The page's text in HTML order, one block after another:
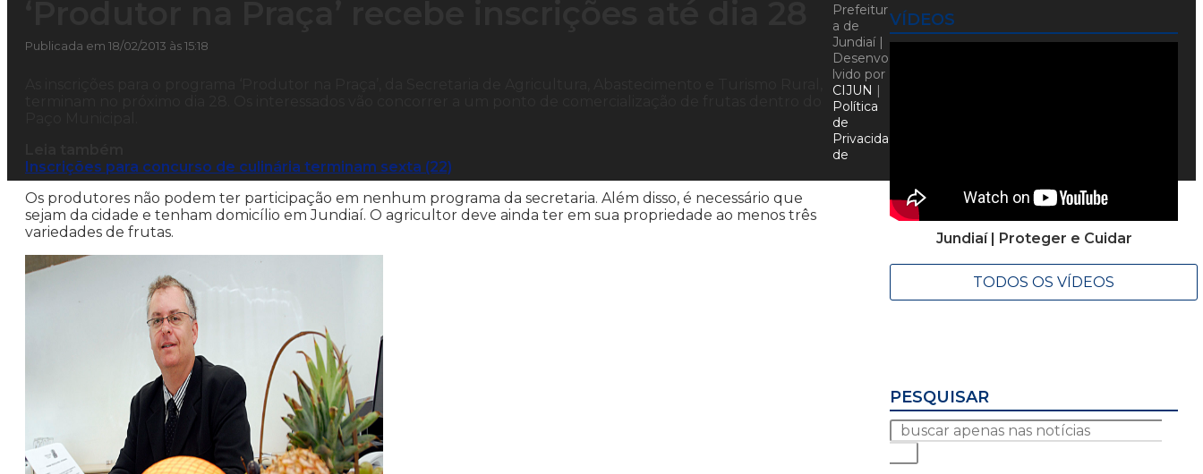
Publicada em 18/02/2013 às 15:18
Inscrições para concurso de culinária terminam sexta (22)
Os produtores não podem ter participação em nenhum programa da secretaria. Além disso, é necessário que
sejam da cidade e tenham domicílio em Jundiaí. O agricultor deve ainda ter em sua propriedade ao menos três
variedades de frutas.
VÍDEOS
Jundiaí | Proteger e Cuidar
TODOS OS VÍDEOS
PESQUISAR
Prefeitur
a de
Jundiaí |
Desenvo
lvido por
CIJUN |
Política
de
Privacida
de